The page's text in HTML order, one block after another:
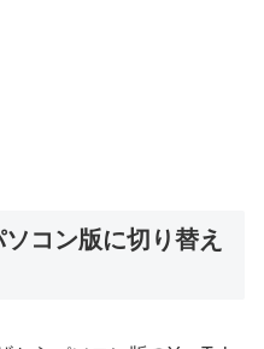
コン版に切り替え